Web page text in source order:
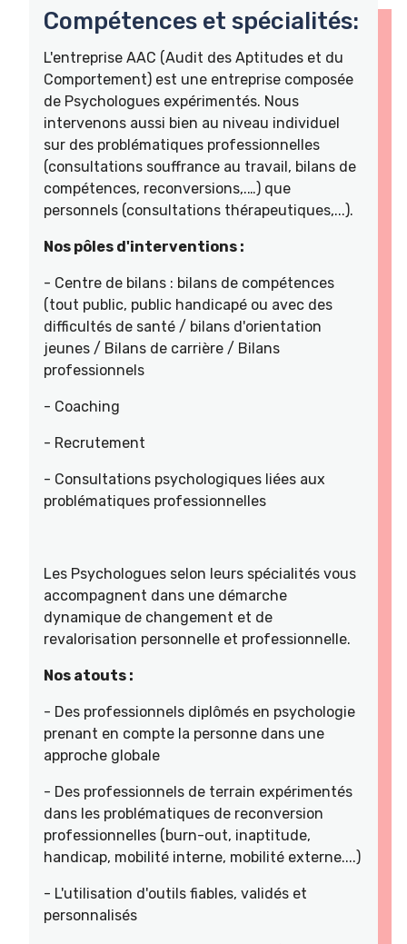
Compétences et spécialités:
L'entreprise AAC (Audit des Aptitudes et du
Comportement) est une entreprise composée
de Psychologues expérimentés. Nous
intervenons aussi bien au niveau individuel
sur des problématiques professionnelles
(consultations souffrance au travail, bilans de
compétences, reconversions,.…) que
personnels (consultations thérapeutiques,...).
Nos pôles d'interventions :
- Centre de bilans : bilans de compétences
(tout public, public handicapé ou avec des
difficultés de santé / bilans d'orientation
jeunes / Bilans de carrière / Bilans
professionnels
- Coaching
- Recrutement
- Consultations psychologiques liées aux
problématiques professionnelles
Les Psychologues selon leurs spécialités vous
accompagnent dans une démarche
dynamique de changement et de
revalorisation personnelle et professionnelle.
Nos atouts :
- Des professionnels diplômés en psychologie
prenant en compte la personne dans une
approche globale
- Des professionnels de terrain expérimentés
dans les problématiques de reconversion
professionnelles (burn-out, inaptitude,
handicap, mobilité interne, mobilité externe....)
- L'utilisation d'outils fiables, validés et
personnalisés